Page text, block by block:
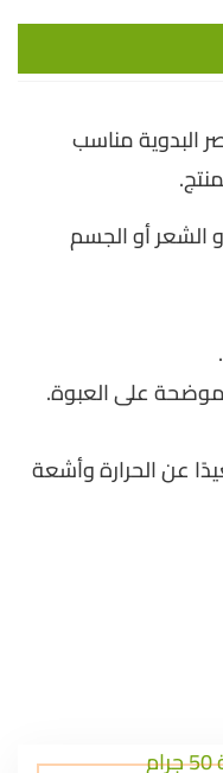
البدوية مناسب
الشعر أو الجسم
على العبوة.
عن الحرارة وأشعة